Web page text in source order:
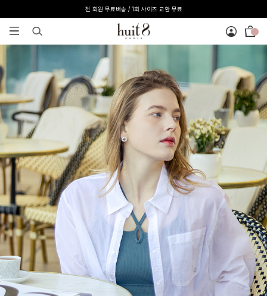
전 회원 무료배송 / 1회 사이즈 교환 무료